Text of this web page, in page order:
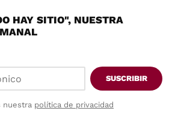
HAY SITIO", NUESTRA
SUSCRIBIR
nuestra política de privacidad